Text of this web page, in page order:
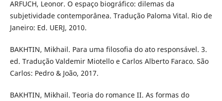
ARFUCH, Leonor. O espaço biográfico: dilemas da
subjetividade contemporânea. Tradução Paloma Vital. Rio de
Janeiro: Ed. UERJ, 2010.
BAKHTIN, Mikhail. Para uma filosofia do ato responsável. 3.
ed. Tradução Valdemir Miotello e Carlos Alberto Faraco. São
Carlos: Pedro & João, 2017.
BAKHTIN, Mikhail. Teoria do romance II. As formas do